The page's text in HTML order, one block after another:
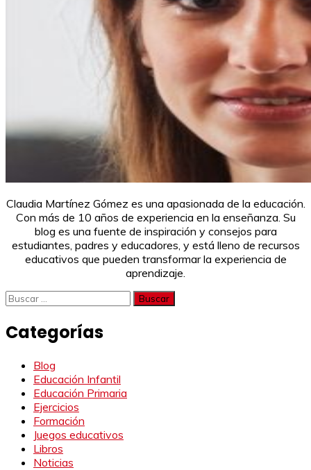
Claudia Martínez Gómez es una apasionada de la educación.
Con más de 10 años de experiencia en la enseñanza. Su
blog es una fuente de inspiración y consejos para
estudiantes, padres y educadores, y está lleno de recursos
educativos que pueden transformar la experiencia de
aprendizaje.
Buscar:
Categorías
Blog
Educación Infantil
Educación Primaria
Ejercicios
Formación
Juegos educativos
Libros
Noticias